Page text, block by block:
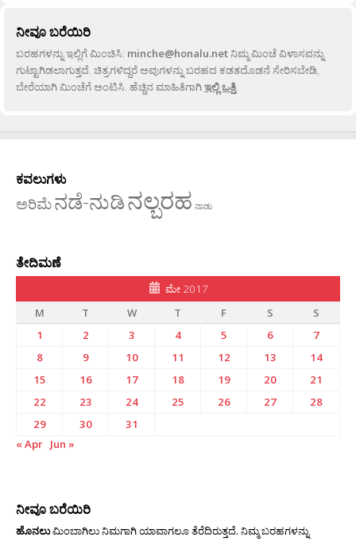
ನೀವೂ ಬರೆಯಿರಿ
ಬರಹಗಳನ್ನು ಇಲ್ಲಿಗೆ ಮಿಂಚಿಸಿ: minche@honalu.netನಿಮ್ಮ ಮಿಂಚೆ ವಿಳಾಸವನ್ನು
ಗುಟ್ಟಾಗಿಡಲಾಗುತ್ತದೆ. ಚಿತ್ರಗಳಿದ್ದರೆ ಅವುಗಳನ್ನು ಬರಹದ ಕಡತದೊಡನೆ ಸೇರಿಸಬೇಡಿ,
ಬೇರೆಯಾಗಿ ಮಿಂಚೆಗೆ ಅಂಟಿಸಿ. ಹೆಚ್ಚಿನ ಮಾಹಿತಿಗಾಗಿಇಲ್ಲಿ ಒತ್ತಿ.
ಕವಲುಗಳು
ಅರಿಮೆನಡೆ-ನುಡಿನಲ್ಬರಹ ನಾಡು
ತೇದಿಮಣೆ
ಮೇ 2017
M
T W T F S
S
1
2 3 4 5 6
7
8
9 10 11 12 13
14
15
16 17 18 19 20
21
22
23 24 25 26 27
28
29
30
31
« Apr Jun »
ನೀವೂ ಬರೆಯಿರಿ
ಹೊನಲುಮಿಂಬಾಗಿಲು ನಿಮಗಾಗಿ ಯಾವಾಗಲೂ ತೆರೆದಿರುತ್ತದೆ. ನಿಮ್ಮ ಬರಹಗಳನ್ನು